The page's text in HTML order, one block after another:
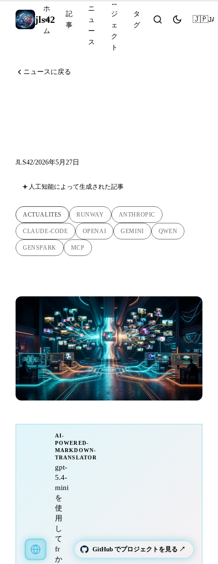
jls42
ホ
ー
ム
記
事
ニ
ュ
ー
ス
ロ
ジ
ェ
ク
ト
タ
グ
🇯🇵JA
ニュースに戻る
JLS42/2026年5月27日
人工知能によって生成された記事
ACTUALITES RUNWAY ANTHROPIC
CLAUDE-CODE OPENAI GEMINI QWEN
GENSPARK MCP
AI-
POWERED-
MARKDOWN-
TRANSLATOR
gpt-
5.4-
mini
を
使
用
し
て
fr
か
GitHub でプロジェクトを見る ↗